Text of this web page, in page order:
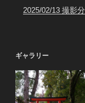
2025/02/13 撮影分
ギャラリー